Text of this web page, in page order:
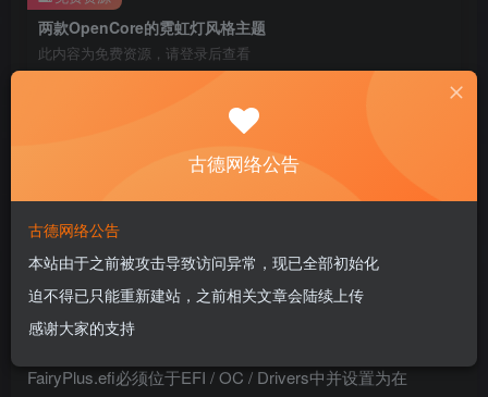
两款OpenCore的霓虹灯风格主题
此内容为免费资源，请登录后查看
两款OpenCore的霓虹灯风格主题，纯黑的的看起来很洁净。
安装说明
FairyPlus.efi必须位于EFI / OC / Drivers中并设置为在
古德网络公告
古德网络公告
本站由于之前被攻击导致访问异常，现已全部初始化
迫不得已只能重新建站，之前相关文章会陆续上传
感谢大家的支持